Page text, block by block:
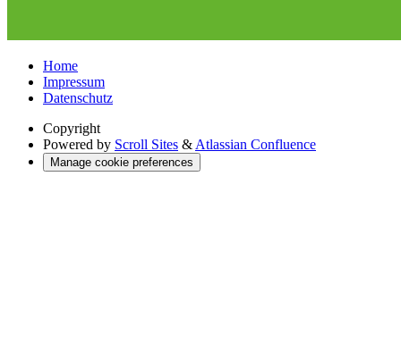
Home
Impressum
Datenschutz
Copyright
Powered by Scroll Sites & Atlassian Confluence
Manage cookie preferences